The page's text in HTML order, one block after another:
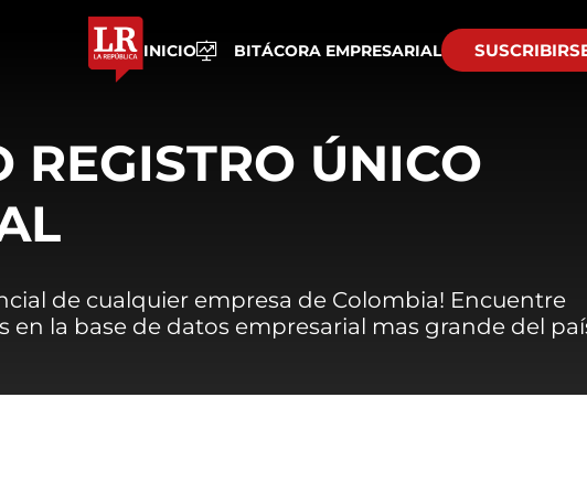
INICIO BITÁCORA EMPRESARIAL
REGISTRO ÚNICO
de cualquier empresa de Colombia! Encuentre
en la base de datos empresarial mas grande del